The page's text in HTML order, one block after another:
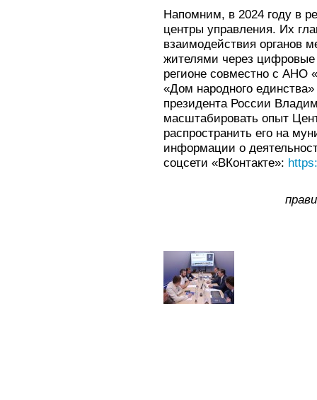
Напомним, в 2024 году в
центры управления. Их
взаимодействия органов
жителями через
регионе совместно с АНО
«Дом народного
президента России
масштабировать опыт
распространить его на
информации о
соцсети «ВКонтакте»: